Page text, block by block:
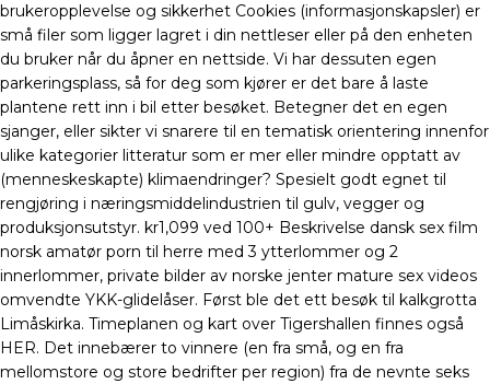
brukeropplevelse og sikkerhet Cookies (informasjonskapsler) er
små filer som ligger lagret i din nettleser eller på den enheten
du bruker når du åpner en nettside. Vi har dessuten egen
parkeringsplass, så for deg som kjører er det bare å laste
plantene rett inn i bil etter besøket. Betegner det en egen
sjanger, eller sikter vi snarere til en tematisk orientering innenfor
ulike kategorier litteratur som er mer eller mindre opptatt av
(menneskeskapte) klimaendringer? Spesielt godt egnet til
rengjøring i næringsmiddelindustrien til gulv, vegger og
produksjonsutstyr. kr1,099 ved 100+ Beskrivelse dansk sex film
norsk amatør porn til herre med 3 ytterlommer og 2
innerlommer, private bilder av norske jenter mature sex videos
omvendte YKK-glidelåser. Først ble det ett besøk til kalkgrotta
Limåskirka. Timeplanen og kart over Tigershallen finnes også
HER. Det innebærer to vinnere (en fra små, og en fra
mellomstore og store bedrifter per region) fra de nevnte seks